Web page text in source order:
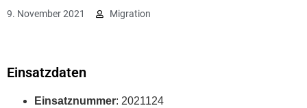
9. November 2021 Migration
Einsatzdaten
Einsatznummer: 2021124